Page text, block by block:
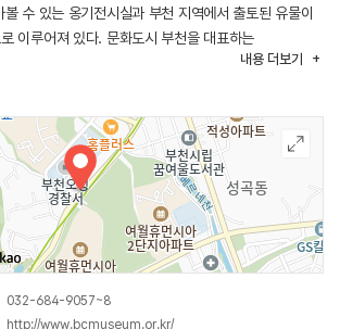
수 있는 옹기전시실과 부천 지역에서 출토된 유물이
이루어져 있다. 문화도시 부천을 대표하는
와 현재, 동양과 서양을 아우르는 다양한 소장품을
내용 더보기
032-684-9057~8
http://www.bcmuseum.or.kr/